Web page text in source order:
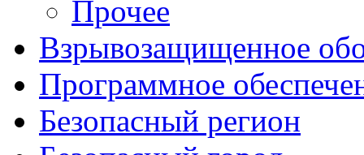
Прочее
Взрывозащищенное
Программное
Безопасный регион